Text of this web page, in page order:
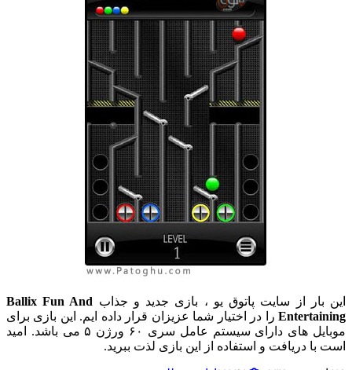
این بار از سایت پاتوق یو ، بازی جدید و جذاب Ballix Fun And
Entertaining را در اختیار شما عزیزان قرار داده ایم. این بازی برای
موبایل های دارای سیستم عامل سری ۶۰ ورژن ۵ می باشد. امید
است با دریافت و استفاده از این بازی لذت ببرید.